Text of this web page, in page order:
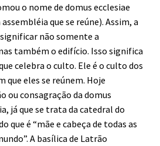
o nome de domus ecclesiae
que se reúne). Assim, a
não somente a
também o edifício. Isso significa
celebra o culto. Ele é o culto dos
que eles se reúnem. Hoje
ou consagração da domus
já que se trata da catedral do
que é “mãe e cabeça de todas as
A basílica de Latrão